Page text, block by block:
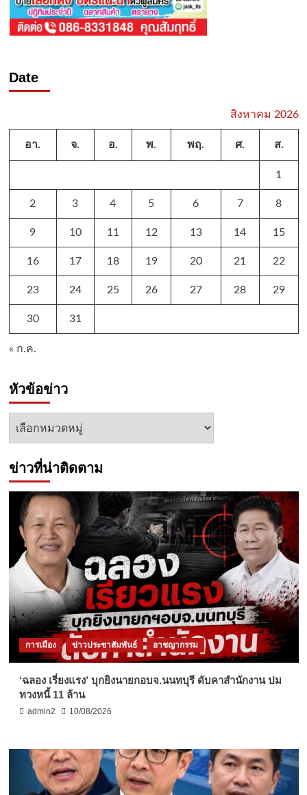
Date
สิงหาคม 2026
อา. จ. อ. พ. พฤ. ศ. ส.
1
2 3 4 5 6 7 8
9 10 11 12 13 14 15
16 17 18 19 20 21 22
23 24 25 26 27 28 29
30 31
« ก.ค.
หัวข้อข่าว
หัวข้อ
ข่าวที่น่าติดตาม
การเมือง ข่าวประชาสัมพันธ์ อาชญากรรม
‘ฉลอง เรี่ยงแรง’ บุกยิงนายกอบจ.นนทบุรี ดับคาสำนักงาน ปม
ทวงหนี้ 11 ล้าน
admin2 10/08/2026